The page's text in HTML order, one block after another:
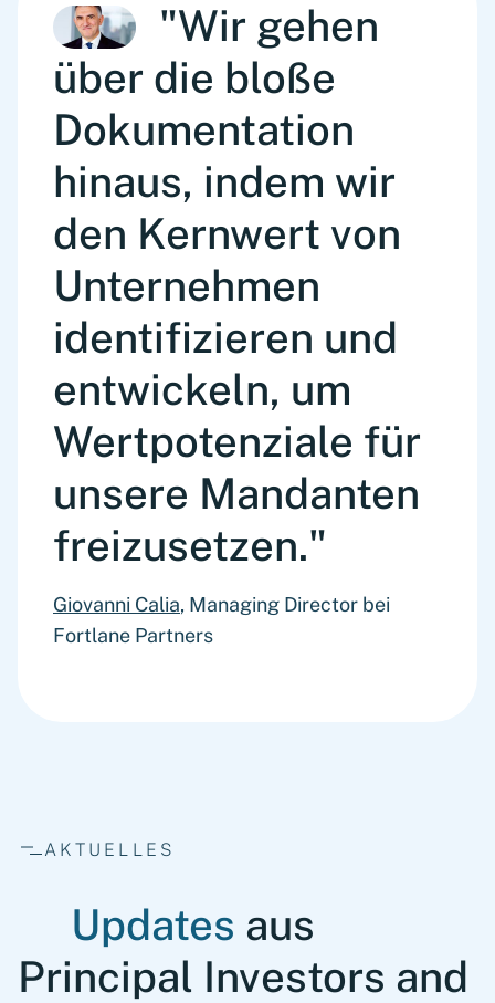
"Wir gehen
über die bloße
Dokumentation
hinaus, indem wir
den Kernwert von
Unternehmen
identifizieren und
entwickeln, um
Wertpotenziale für
unsere Mandanten
freizusetzen."
Giovanni Calia, Managing Director bei
Fortlane Partners
AKTUELLES
Updates aus
Principal Investors and